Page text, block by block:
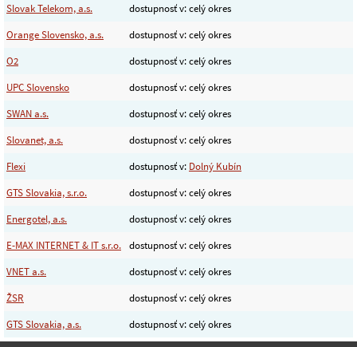
Slovak Telekom, a.s.
dostupnosť v: celý okres
Orange Slovensko, a.s.
dostupnosť v: celý okres
O2
dostupnosť v: celý okres
UPC Slovensko
dostupnosť v: celý okres
SWAN a.s.
dostupnosť v: celý okres
Slovanet, a.s.
dostupnosť v: celý okres
Flexi
dostupnosť v: Dolný Kubín
GTS Slovakia, s.r.o.
dostupnosť v: celý okres
Energotel, a.s.
dostupnosť v: celý okres
E-MAX INTERNET & IT s.r.o. dostupnosť v: celý okres
VNET a.s.
dostupnosť v: celý okres
ŽSR
dostupnosť v: celý okres
GTS Slovakia, a.s.
dostupnosť v: celý okres